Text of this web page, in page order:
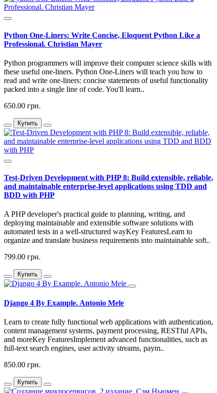
Python One-Liners: Write Concise, Eloquent Python Like a
Professional. Christian Mayer
Python programmers will improve their computer science skills with
these useful one-liners. Python One-Liners will teach you how to
read and write one-liners: concise statements of useful functionality
packed into a single line of code. You'll learn..
650.00 грн.
Купить
Test-Driven Development with PHP 8: Build extensible, reliable,
and maintainable enterprise-level applications using TDD and
BDD with PHP
A PHP developer's practical guide to planning, writing, and
deploying maintainable and extensible software solutions with
automated tests in a well-structured wayKey FeaturesLearn to
organize and translate business requirements into maintainable soft..
799.00 грн.
Купить
Django 4 By Example. Antonio Mele
Learn to create fully functional web applications with authentication,
content management systems, payment processing, RESTful APIs,
and moreKey FeaturesImplement advanced functionalities, such as
full-text search engines, user activity streams, paym..
850.00 грн.
Купить